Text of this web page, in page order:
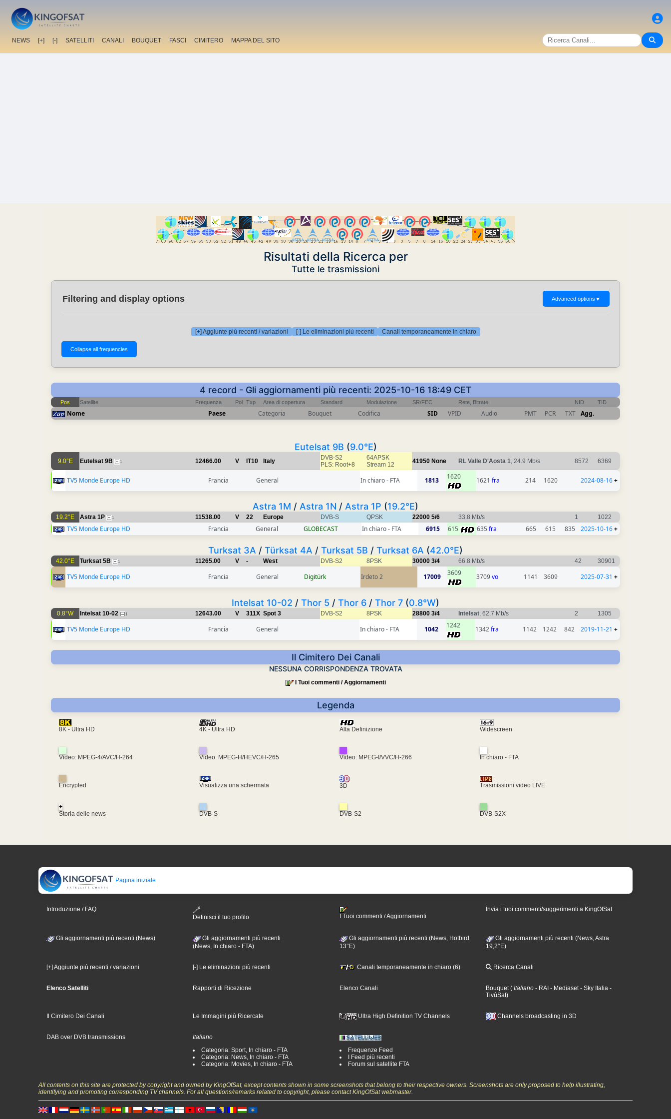
NEWS [+] [-] SATELLITI CANALI BOUQUET FASCI CIMITERO MAPPA DEL SITO
Risultati della Ricerca per
Tutte le trasmissioni
Filtering and display options Advanced options ▼
[+] Aggiunte più recenti / variazioni [-] Le eliminazioni più recenti Canali temporaneamente in chiaro
4 record - Gli aggiornamenti più recenti: 2025-10-16 18:49 CET
Pos Satellite Frequenza Pol Txp Area di copertura Standard Modulazione SR/FEC Rete, Bitrate NID TID
Nome Paese Categoria Bouquet Codifica SID VPID Audio PMT PCR TXT Agg.
Eutelsat 9B (9.0°E)
9.0°E Eutelsat 9B 1 12466.00 V IT10 Italy
DVB-S2
PLS: Root+8
64APSK
Stream 12
41950 None RL Valle D'Aosta 1, 24.9 Mb/s 8572 6369
TV5 Monde Europe HD Francia General In chiaro - FTA 1813 1620 1621 fra 214 1620 2024-08-16+
Astra 1M / Astra 1N / Astra 1P (19.2°E)
19.2°E Astra 1P 1 11538.00 V 22 Europe DVB-S QPSK 22000 5/6 33.8 Mb/s 1 1022
TV5 Monde Europe HD Francia General GLOBECAST In chiaro - FTA 6915 615 635 fra 665 615 835 2025-10-16+
Turksat 3A / Türksat 4A / Turksat 5B / Turksat 6A (42.0°E)
42.0°E Turksat 5B 1 11265.00 V - West DVB-S2 8PSK 30000 3/4 66.8 Mb/s 42 30901
TV5 Monde Europe HD Francia General Digitürk Irdeto 2 17009 3609 3709vo 1141 3609 2025-07-31 +
Intelsat 10-02 / Thor 5 / Thor 6 / Thor 7 (0.8°W)
0.8°W Intelsat 10-02 1 12643.00 V 311X Spot 3 DVB-S2 8PSK 28800 3/4 Intelsat, 62.7 Mb/s 2 1305
TV5 Monde Europe HD Francia General In chiaro - FTA 1042 1242 1342fra 1142 1242 842 2019-11-21 +
Il Cimitero Dei Canali
NESSUNA CORRISPONDENZA TROVATA
I Tuoi commenti / Aggiornamenti
Legenda
8K - Ultra HD 4K - Ultra HD Alta Definizione Widescreen
Video: MPEG-4/AVC/H-264 Video: MPEG-H/HEVC/H-265 Video: MPEG-I/VVC/H-266 In chiaro - FTA
Encrypted Visualizza una schermata 3D Trasmissioni video LIVE
+
Storia delle news
DVB-S DVB-S2 DVB-S2X
Pagina iniziale
Introduzione / FAQ
Definisci il tuo profilo
I Tuoi commenti / Aggiornamenti
Invia i tuoi commenti/suggerimenti a KingOfSat
Gli aggiornamenti più recenti (News)
Gli aggiornamenti più recenti
(News, In chiaro - FTA)
Gli aggiornamenti più recenti (News, Hotbird
13°E)
Gli aggiornamenti più recenti (News, Astra
19,2°E)
[+] Aggiunte più recenti / variazioni [-] Le eliminazioni più recenti Canali temporaneamente in chiaro (6) Ricerca Canali
Elenco Satelliti Rapporti di Ricezione Elenco Canali Bouquet ( Italiano - RAI - Mediaset - Sky Italia -
TivùSat)
Il Cimitero Dei Canali Le Immagini più Ricercate Ultra High Definition TV Channels Channels broadcasting in 3D
DAB over DVB transmissions
Italiano
Categoria: Sport, In chiaro - FTA
Categoria: News, In chiaro - FTA
Categoria: Movies, In chiaro - FTA
Frequenze Feed
I Feed più recenti
Forum sul satellite FTA
All contents on this site are protected by copyright and owned by KingOfSat, except contents shown in some screenshots that belong to their respective owners. Screenshots are only proposed to help illustrating,
identifying and promoting corresponding TV channels. For all questions/remarks related to copyright, please contact KingOfSat webmaster.